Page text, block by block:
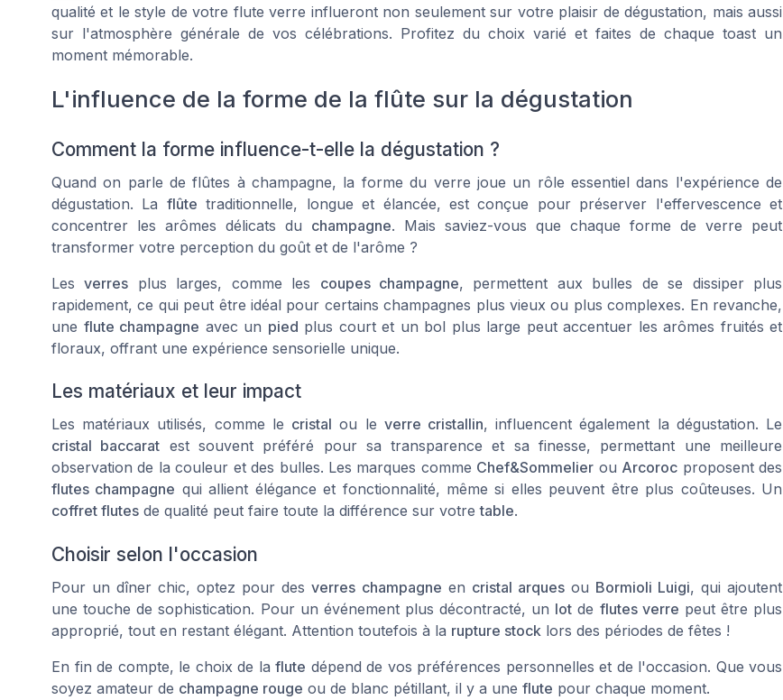
qualité et le style de votre flute verre influeront non seulement sur votre plaisir de dégustation, mais aussi
sur l'atmosphère générale de vos célébrations. Profitez du choix varié et faites de chaque toast un
moment mémorable.
L'influence de la forme de la flûte sur la dégustation
Comment la forme influence-t-elle la dégustation ?
Quand on parle de flûtes à champagne, la forme du verre joue un rôle essentiel dans l'expérience de
dégustation. La flûte traditionnelle, longue et élancée, est conçue pour préserver l'effervescence et
concentrer les arômes délicats du champagne. Mais saviez-vous que chaque forme de verre peut
transformer votre perception du goût et de l'arôme ?
Lesverres plus larges, comme les coupes champagne, permettent aux bulles de se dissiper plus
rapidement, ce qui peut être idéal pour certains champagnes plus vieux ou plus complexes. En revanche,
une flute champagne avec un pied plus court et un bol plus large peut accentuer les arômes fruités et
floraux, offrant une expérience sensorielle unique.
Les matériaux et leur impact
Les matériaux utilisés, comme le cristal ou le verre cristallin, influencent également la dégustation. Le
cristal baccarat est souvent préféré pour sa transparence et sa finesse, permettant une meilleure
observation de la couleur et des bulles. Les marques comme Chef&Sommelier ou Arcoroc proposent des
flutes champagne qui allient élégance et fonctionnalité, même si elles peuvent être plus coûteuses. Un
coffret flutes de qualité peut faire toute la différence sur votretable.
Choisir selon l'occasion
Pour un dîner chic, optez pour desverres champagne en cristal arquesou Bormioli Luigi, qui ajoutent
une touche de sophistication. Pour un événement plus décontracté, un lot de flutes verre peut être plus
approprié, tout en restant élégant. Attention toutefois à la rupture stock lors des périodes de fêtes !
En fin de compte, le choix de la flute dépend de vos préférences personnelles et de l'occasion. Que vous
soyez amateur de champagne rouge ou de blanc pétillant, il y a une flute pour chaque moment.